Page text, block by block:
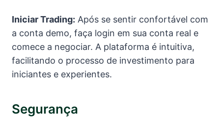
Iniciar Trading: Após se sentir confortável com
a conta demo, faça login em sua conta real e
comece a negociar. A plataforma é intuitiva,
facilitando o processo de investimento para
iniciantes e experientes.
Segurança